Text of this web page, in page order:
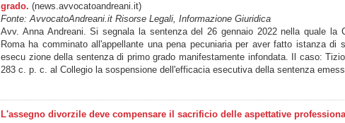
grado. (news.avvocatoandreani.it)
Fonte: AvvocatoAndreani.it Risorse Legali, Informazione Giuridica
Avv. Anna Andreani. Si segnala la sentenza del 26 gennaio 2022 nella quale la
Roma ha comminato all'appellante una pena pecuniaria per aver fatto istanza di
esecu zione della sentenza di primo grado manifestamente infondata. Il caso:
283 c. p. c. al Collegio la sospensione dell'efficacia esecutiva della sentenza
L'assegno divorzile deve compensare il sacrificio delle aspettative